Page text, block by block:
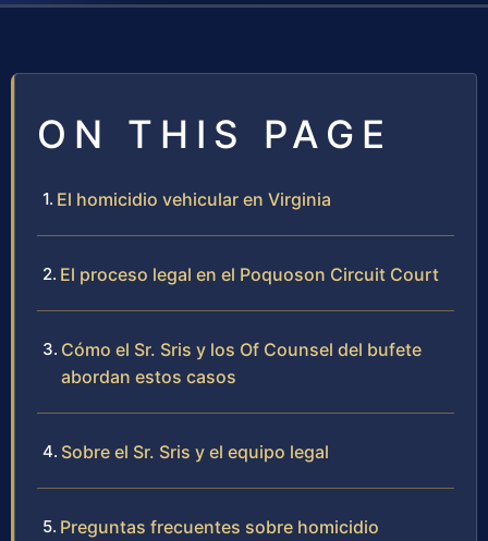
ON THIS PAGE
El homicidio vehicular en Virginia
El proceso legal en el Poquoson Circuit Court
Cómo el Sr. Sris y los Of Counsel del bufete
abordan estos casos
Sobre el Sr. Sris y el equipo legal
Preguntas frecuentes sobre homicidio